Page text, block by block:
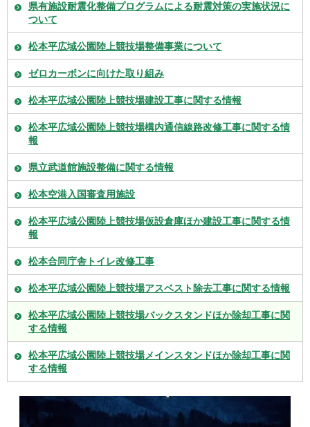
県有施設耐震化整備プログラムによる耐震対策の実施状況に
ついて
松本平広域公園陸上競技場整備事業について
ゼロカーボンに向けた取り組み
松本平広域公園陸上競技場建設工事に関する情報
松本平広域公園陸上競技場構内通信線路改修工事に関する情
報
県立武道館施設整備に関する情報
松本空港入国審査用施設
松本平広域公園陸上競技場仮設倉庫ほか建設工事に関する情
報
松本合同庁舎トイレ改修工事
松本平広域公園陸上競技場アスベスト除去工事に関する情報
松本平広域公園陸上競技場バックスタンドほか除却工事に関
する情報
松本平広域公園陸上競技場メインスタンドほか除却工事に関
する情報